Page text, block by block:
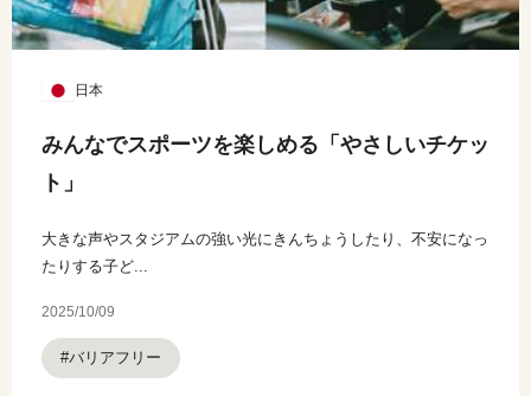
日本
みんなでスポーツを楽しめる「やさしいチケッ
ト」
大きな声やスタジアムの強い光にきんちょうしたり、不安になっ
たりする子ど...
2025/10/09
#バリアフリー